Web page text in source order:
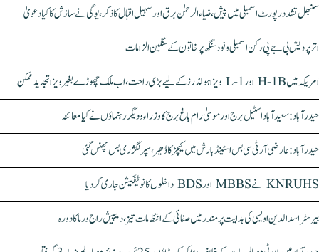
سنبھل تشدد رپورٹ اسمبلی میں پیش، ضیاء الرحمٰن برق اور سہیل اقبال کا ذکر، یوگی نے سازش کا کیا دعویٰ
اتر پردیش بی جے پی رکن اسمبلی ونود سنگھ پر خاتون کے سنگین الزامات
امریکہ میں H-1B اور L-1 ویزا ہولڈرز کے لیے بڑی راحت، اب ملک چھوڑے بغیر ویزا تجدید ممکن
حیدرآباد: سعیدآباد اسٹیل برج اور موسیٰ رام باغ برج کا وزراء و دیگر رہنماؤں نے کیا معائنہ
حیدرآباد: عارضی آر ٹی سی بس اسٹینڈ بارش میں کیچڑ کا ڈھیر، سپر لگژری بس پھنس گئی
KNRUHS نے MBBS اور BDS داخلوں کا نوٹیفکیشن جاری کر دیا
بیرسٹر اسدالدین اویسی کی ہدایت پر مندر میں صفائی کے انتظامات تیز، دیپیش راج ورما کا دورہ